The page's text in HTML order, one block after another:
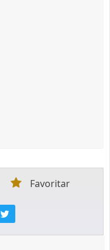
Favoritar